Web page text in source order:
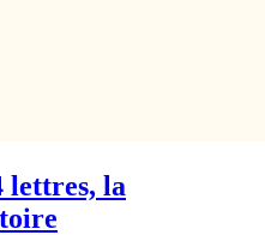
lettres, la